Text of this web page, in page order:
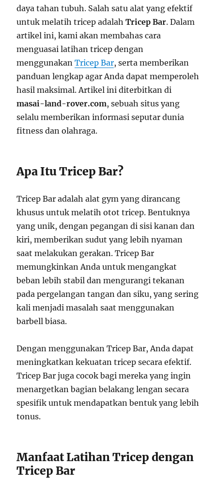
daya tahan tubuh. Salah satu alat yang efektif
untuk melatih tricep adalahTricep Bar. Dalam
artikel ini, kami akan membahas cara
menguasai latihan tricep dengan
menggunakanTricep Bar, serta memberikan
panduan lengkap agar Anda dapat memperoleh
hasil maksimal. Artikel ini diterbitkan di
masai-land-rover.com, sebuah situs yang
selalu memberikan informasi seputar dunia
fitness dan olahraga.
Apa Itu Tricep Bar?
Tricep Bar adalah alat gym yang dirancang
khusus untuk melatih otot tricep. Bentuknya
yang unik, dengan pegangan di sisi kanan dan
kiri, memberikan sudut yang lebih nyaman
saat melakukan gerakan. Tricep Bar
memungkinkan Anda untuk mengangkat
beban lebih stabil dan mengurangi tekanan
pada pergelangan tangan dan siku, yang sering
kali menjadi masalah saat menggunakan
barbell biasa.
Dengan menggunakan Tricep Bar, Anda dapat
meningkatkan kekuatan tricep secara efektif.
Tricep Bar juga cocok bagi mereka yang ingin
menargetkan bagian belakang lengan secara
spesifik untuk mendapatkan bentuk yang lebih
tonus.
Manfaat Latihan Tricep dengan
Tricep Bar